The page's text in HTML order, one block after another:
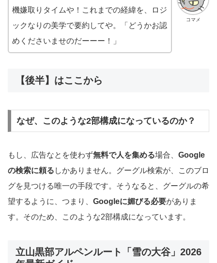
コマメ
機嫌取りタイムや！これまでの経緯を、ロジ
ックなりの美学で要約してや。「どうかお認
めくださいませのだーーー！」
【後半】はここから
なぜ、このような2部構成になっているのか？
もし、広告なとを使わず無料で人を集める場合、 Google
の検索に頼る しかありません。グーグル検索が、このブロ
グを見つける唯一の手段です。そうなると、グーグルの希
望するように、つまり、 Googleに媚びる必要がありま
す。そのため、このような2部構成になっています。
立山黒部アルペンルート「雪の大谷」2026